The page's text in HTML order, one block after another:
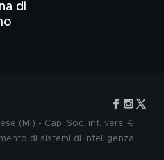
di
(MI) - Cap. Soc. int. vers. €
di sistemi di intelligenza